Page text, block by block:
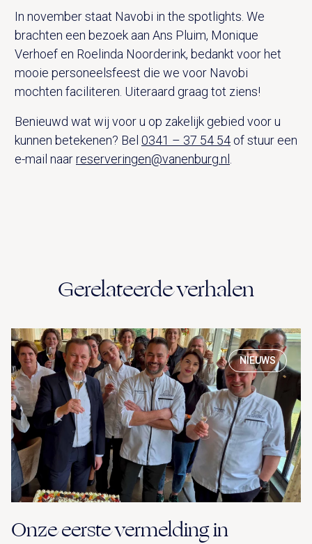
In november staat Navobi in the spotlights. We
brachten een bezoek aan Ans Pluim, Monique
Verhoef en Roelinda Noorderink, bedankt voor het
mooie personeelsfeest die we voor Navobi
mochten faciliteren. Uiteraard graag tot ziens!
Benieuwd wat wij voor u op zakelijk gebied voor u
kunnen betekenen? Bel 0341 – 37 54 54 of stuur een
e-mail naarreserveringen@vanenburg.nl
Gerelateerde verhalen
NIEUWS
Onze eerste vermelding in